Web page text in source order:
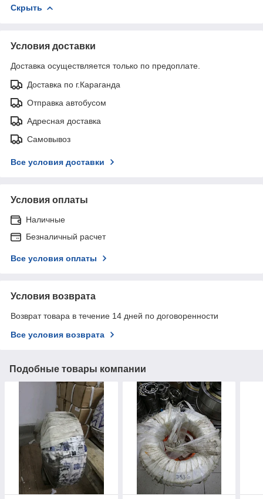
Скрыть
Условия доставки
Доставка осуществляется только по предоплате.
Доставка по г.Караганда
Отправка автобусом
Адресная доставка
Самовывоз
Все условия доставки
Условия оплаты
Наличные
Безналичный расчет
Все условия оплаты
Условия возврата
Возврат товара в течение 14 дней по договоренности
Все условия возврата
Подобные товары компании